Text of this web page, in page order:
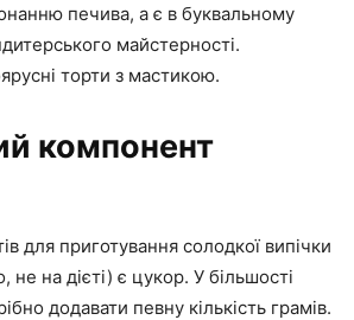
печива, а є в буквальному
майстерності.
торти з мастикою.
компонент
для приготування солодкої випічки
не на дієті) є цукор. У більшості
додавати певну кількість грамів.